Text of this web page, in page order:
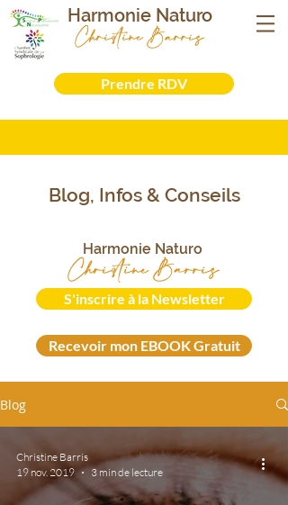
Sophrologue- Naturopathe - Iridologue -
Formatrice
Harmonie Naturo
Christine Barris
Prendre RDV
Blog, Infos & Conseils
Harmonie Naturo
Christine Barris
S'inscrire à la Newsletter
Recevoir mon EBOOK Gratuit
Blog
Christine Barris
19 nov. 2019
3 min de lecture